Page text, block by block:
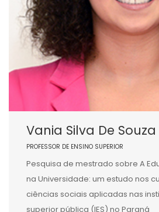
Vania Silva De Souza
PROFESSOR DE ENSINO SUPERIOR
Pesquisa de mestrado sobre A
na Universidade: um estudo nos
ciências sociais aplicadas nas
superior pública (IES) no Paraná